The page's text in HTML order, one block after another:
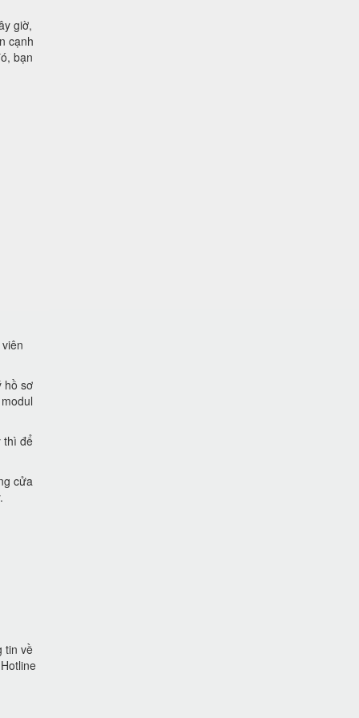
giờ,
cạnh
bạn
hồ sơ
thì để
cửa
tin về